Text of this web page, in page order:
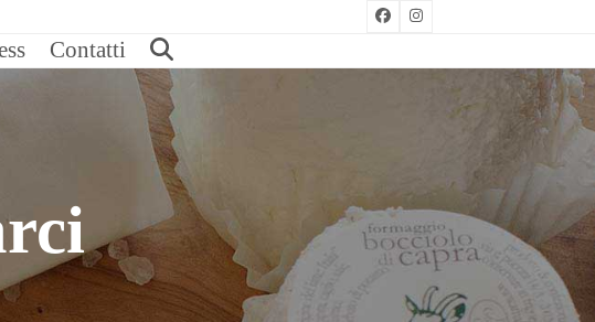
FacebookInstagram
Contatti